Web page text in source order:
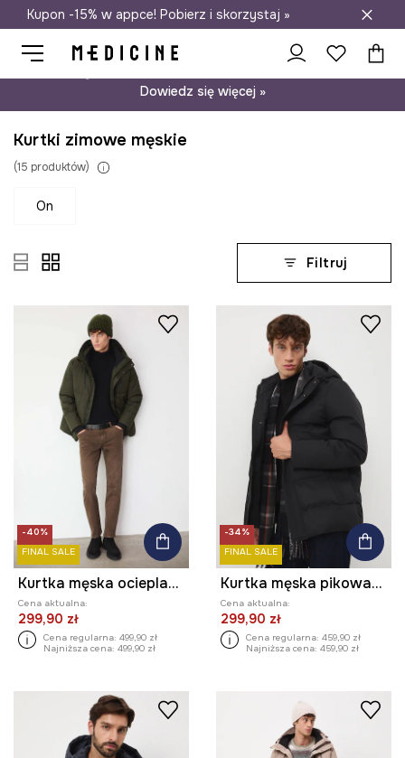
Darmowa dostawa do salonów
Kupon -15% w appce! Pobierz i skorzystaj »
Dowiedz się więcej »
Kurtki zimowe męskie
(15 produktów)
on
Filtruj
-40%
FINAL SALE
Kurtka męska ocieplana pikowana
Cena aktualna:
299,90 zł
Cena regularna: 499,90 zł
Najniższa cena: 499,90 zł
-34%
FINAL SALE
Kurtka męska pikowana
Cena aktualna:
299,90 zł
Cena regularna: 459,90 zł
Najniższa cena: 459,90 zł